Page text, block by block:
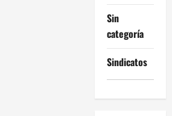
Sin
categoría
Sindicatos